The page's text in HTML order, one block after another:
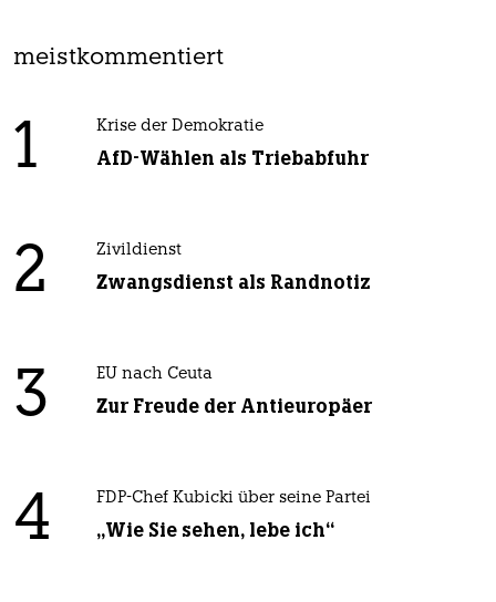
meistkommentiert
1 Krise der Demokratie
AfD-Wählen als Triebabfuhr
2 Zivildienst
Zwangsdienst als Randnotiz
3 EU nach Ceuta
Zur Freude der Antieuropäer
4 FDP-Chef Kubicki über seine Partei
„Wie Sie sehen, lebe ich“